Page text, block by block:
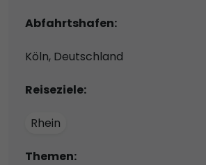
Abfahrtshafen:
Köln, Deutschland
Reiseziele:
Rhein
Themen: